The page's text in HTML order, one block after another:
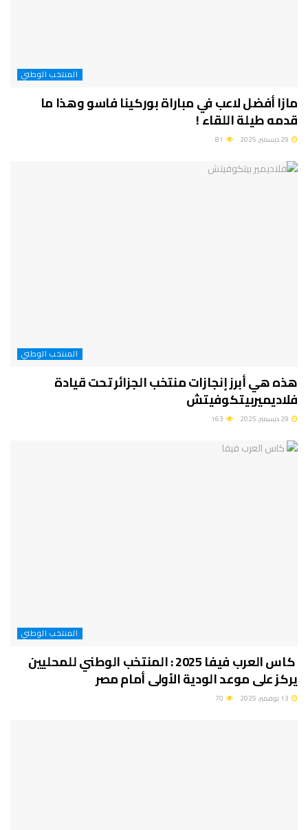
المنتخب الوطني
مازا أفضل لاعب في مباراة بوركينا فاسو وهذا ما
قدمه طيلة اللقاء !
المنتخب الوطني
هذه هي أبرز إنجازات منتخب الجزائر تحت قيادة
فلاديميربيتكوفيتش
المنتخب الوطني
كاس العرب فيفا 2025 : المنتخب الوطني للمحليين
يركز على موعد الودية الأولى أمام مصر